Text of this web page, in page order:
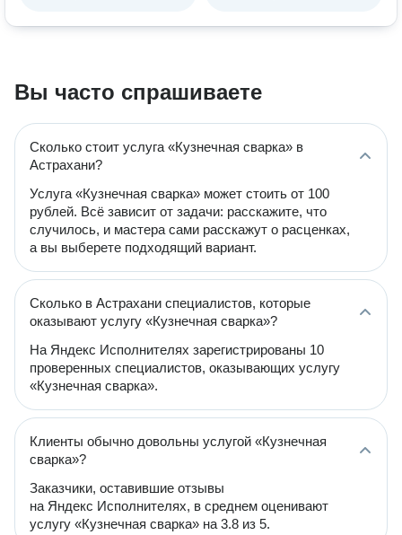
Вы часто спрашиваете
Сколько стоит услуга «Кузнечная сварка» в
Астрахани?
Услуга «Кузнечная сварка» может стоить от 100
рублей. Всё зависит от задачи: расскажите, что
случилось, и мастера сами расскажут о расценках,
а вы выберете подходящий вариант.
Сколько в Астрахани специалистов, которые
оказывают услугу «Кузнечная сварка»?
На Яндекс Исполнителях зарегистрированы 10
проверенных специалистов, оказывающих услугу
«Кузнечная сварка».
Клиенты обычно довольны услугой «Кузнечная
сварка»?
Заказчики, оставившие отзывы
на Яндекс Исполнителях, в среднем оценивают
услугу «Кузнечная сварка» на 3.8 из 5.